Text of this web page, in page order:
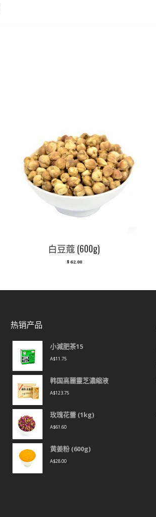
白豆蔻 (600g)
$62.00
热销产品
小減肥茶15
A$11.75
韩国高麗靈芝濃縮液
A$123.75
玫瑰花蕾 (1kg)
A$61.60
黄姜粉 (600g)
A$28.00